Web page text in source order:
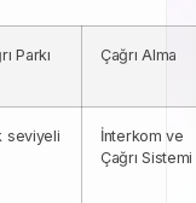
Parkı Çağrı Alma
seviyeli
İnterkom ve
Çağrı Sistemi